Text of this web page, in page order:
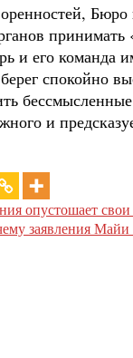
принимать
и его команда
и
опустошает
заявления